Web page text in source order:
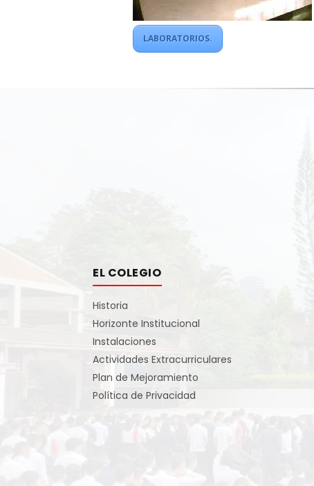
LABORATORIOS.
EL COLEGIO
Historia
Horizonte Institucional
Instalaciones
Actividades Extracurriculares
Plan de Mejoramiento
Política de Privacidad